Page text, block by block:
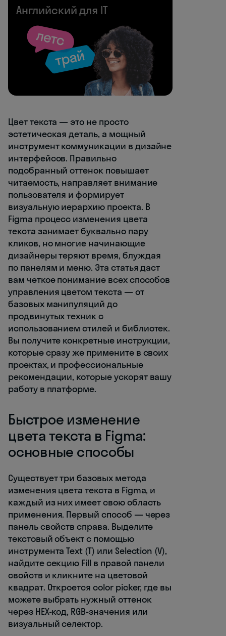
Английский для IT
Цвет текста — это не просто
эстетическая деталь, а мощный
инструмент коммуникации в дизайне
интерфейсов. Правильно
подобранный оттенок повышает
читаемость, направляет внимание
пользователя и формирует
визуальную иерархию проекта. В
Figma процесс изменения цвета
текста занимает буквально пару
кликов, но многие начинающие
дизайнеры теряют время, блуждая
по панелям и меню. Эта статья даст
вам четкое понимание всех способов
управления цветом текста — от
базовых манипуляций до
продвинутых техник с
использованием стилей и библиотек.
Вы получите конкретные инструкции,
которые сразу же примените в своих
проектах, и профессиональные
рекомендации, которые ускорят вашу
работу в платформе.
Быстрое изменение
цвета текста в Figma:
основные способы
Существует три базовых метода
изменения цвета текста в Figma, и
каждый из них имеет свою область
применения. Первый способ — через
панель свойств справа. Выделите
текстовый объект с помощью
инструмента Text (T) или Selection (V),
найдите секцию Fill в правой панели
свойств и кликните на цветовой
квадрат. Откроется color picker, где вы
можете выбрать нужный оттенок
через HEX-код, RGB-значения или
визуальный селектор.